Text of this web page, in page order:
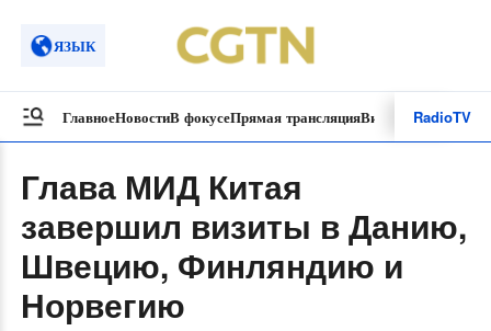
ЯЗЫК
ГлавноеНовостиВ фокусеПрямая трансляцияВидеоролики
RadioTV
Глава МИД Китая
завершил визиты в Данию,
Швецию, Финляндию и
Норвегию